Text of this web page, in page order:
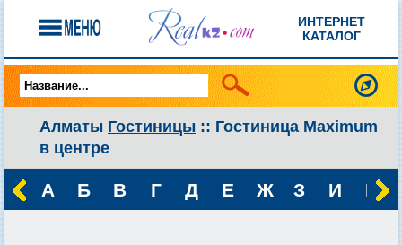
ИНТЕРНЕТ
КАТАЛОГ
Алматы Гостиницы :: Гостиница Maximum
в центре
А Б В Г Д Е Ж З И К